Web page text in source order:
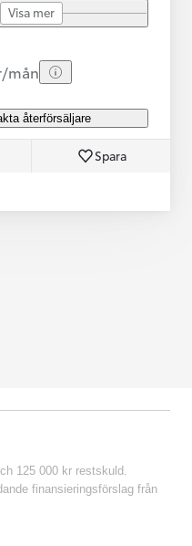
Visa mer
mån
återförsäljare
Spara
125 000 kr restskuld.
finansieringsförslag från